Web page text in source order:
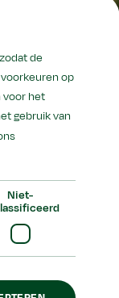
Privacy
de
op
voor het
gebruik van
Niet-